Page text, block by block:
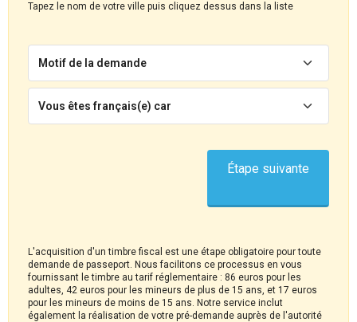
Tapez le nom de votre ville puis cliquez dessus dans la liste
Motif de la demande
Vous êtes français(e) car
L'acquisition d'un timbre fiscal est une étape obligatoire pour toute
demande de passeport. Nous facilitons ce processus en vous
fournissant le timbre au tarif réglementaire : 86 euros pour les
adultes, 42 euros pour les mineurs de plus de 15 ans, et 17 euros
pour les mineurs de moins de 15 ans. Notre service inclut
également la réalisation de votre pré-demande auprès de l'autorité